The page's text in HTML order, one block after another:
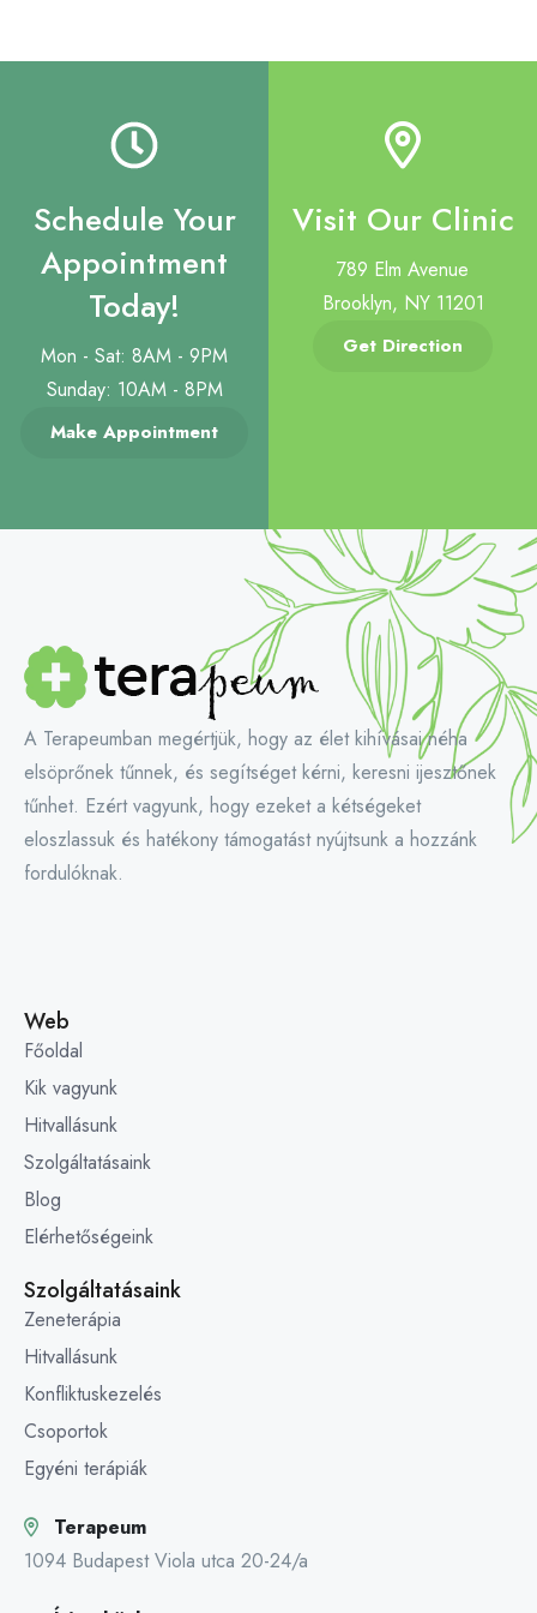
Schedule Your
Appointment
Today!
Mon - Sat: 8AM - 9PM
Sunday: 10AM - 8PM
Make Appointment
Visit Our Clinic
789 Elm Avenue
Brooklyn, NY 11201
Get Direction
A Terapeumban megértjük, hogy az élet kihívásai néha
elsöprőnek tűnnek, és segítséget kérni, keresni ijesztőnek
tűnhet. Ezért vagyunk, hogy ezeket a kétségeket
eloszlassuk és hatékony támogatást nyújtsunk a hozzánk
fordulóknak.
Web
Főoldal
Kik vagyunk
Hitvallásunk
Szolgáltatásaink
Blog
Elérhetőségeink
Szolgáltatásaink
Zeneterápia
Hitvallásunk
Konfliktuskezelés
Csoportok
Egyéni terápiák
Terapeum
1094 Budapest Viola utca 20-24/a